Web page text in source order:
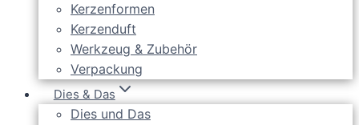
Kerzenformen
Kerzenduft
Werkzeug & Zubehör
Verpackung
Dies & Das
Dies und Das